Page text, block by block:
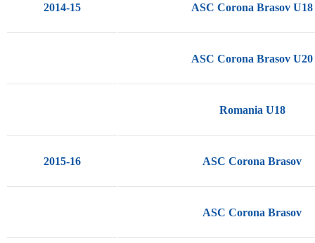
2014-15 ASC Corona Brasov U18
ASC Corona Brasov U20
Romania U18
2015-16 ASC Corona Brasov
ASC Corona Brasov